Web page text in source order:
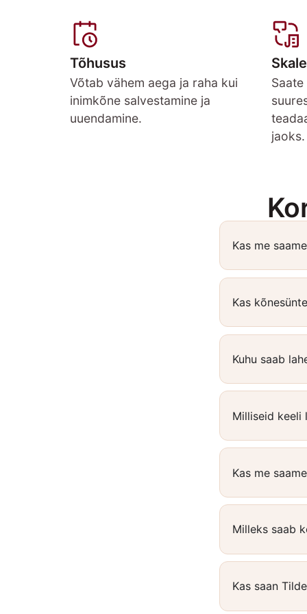
Tõhusus
Võtab vähem aega ja raha kui
inimkõne salvestamine ja
uuendamine.
jaoks.
Kas me
Kas
Kuhu saab
Milliseid keeli
Kas me
Milleks saab
Kas saan